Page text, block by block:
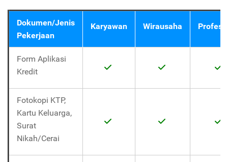
Dokumen/Jenis
Pekerjaan
Karyawan Wirausaha
Form Aplikasi
Kredit
Fotokopi KTP,
Kartu Keluarga,
Surat
Nikah/Cerai